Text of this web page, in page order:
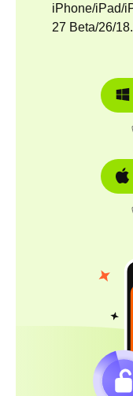
iPhone/iPad/
27 Beta/26/18.